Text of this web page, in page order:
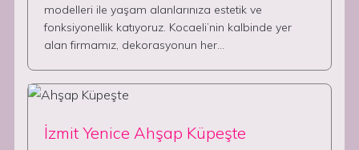
modelleri ile yaşam alanlarınıza estetik ve
fonksiyonellik katıyoruz. Kocaeli’nin kalbinde yer
alan firmamız, dekorasyonun her…
İzmit Yenice Ahşap Küpeşte